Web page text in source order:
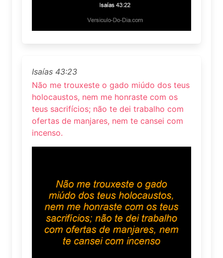
Isaías 43:23
Não me trouxeste o gado miúdo dos teus
holocaustos, nem me honraste com os
teus sacrifícios; não te dei trabalho com
ofertas de manjares, nem te cansei com
incenso.